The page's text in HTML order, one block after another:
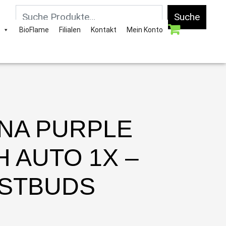
Suche
BioFlame Filialen Kontakt Mein Konto
PURPLE
AUTO 1X –